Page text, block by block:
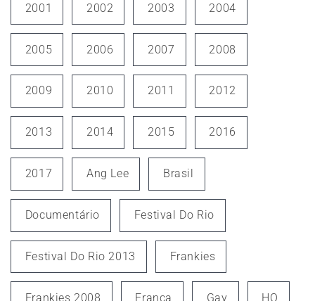
2001 2002 2003 2004
2005 2006 2007 2008
2009 2010 2011 2012
2013 2014 2015 2016
2017 Ang Lee Brasil
Documentário Festival Do Rio
Festival Do Rio 2013 Frankies
Frankies 2008 França Gay HQ